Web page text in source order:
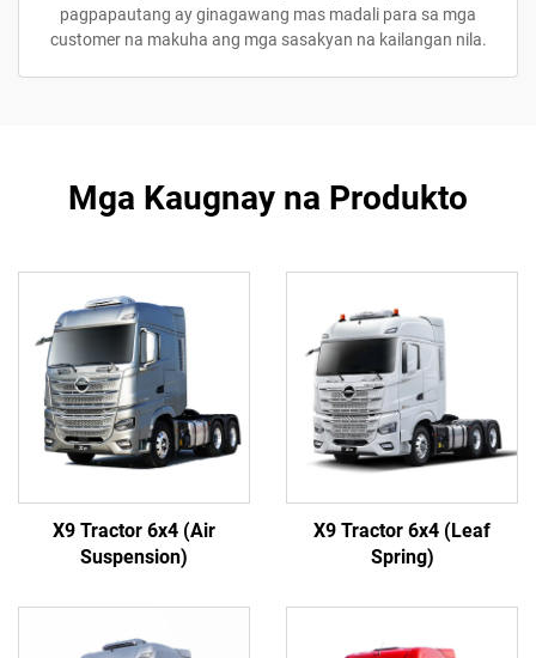
pagpapautang ay ginagawang mas madali para sa mga
customer na makuha ang mga sasakyan na kailangan nila.
Mga Kaugnay na Produkto
X9 Tractor 6x4 (Air
Suspension)
X9 Tractor 6x4 (Leaf
Spring)